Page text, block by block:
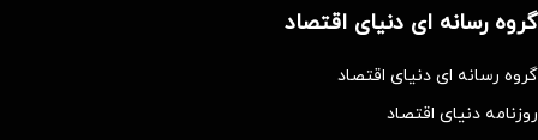
گروه رسانه ای دنیای اقتصاد
گروه رسانه ای دنیای اقتصاد
روزنامه دنیای اقتصاد